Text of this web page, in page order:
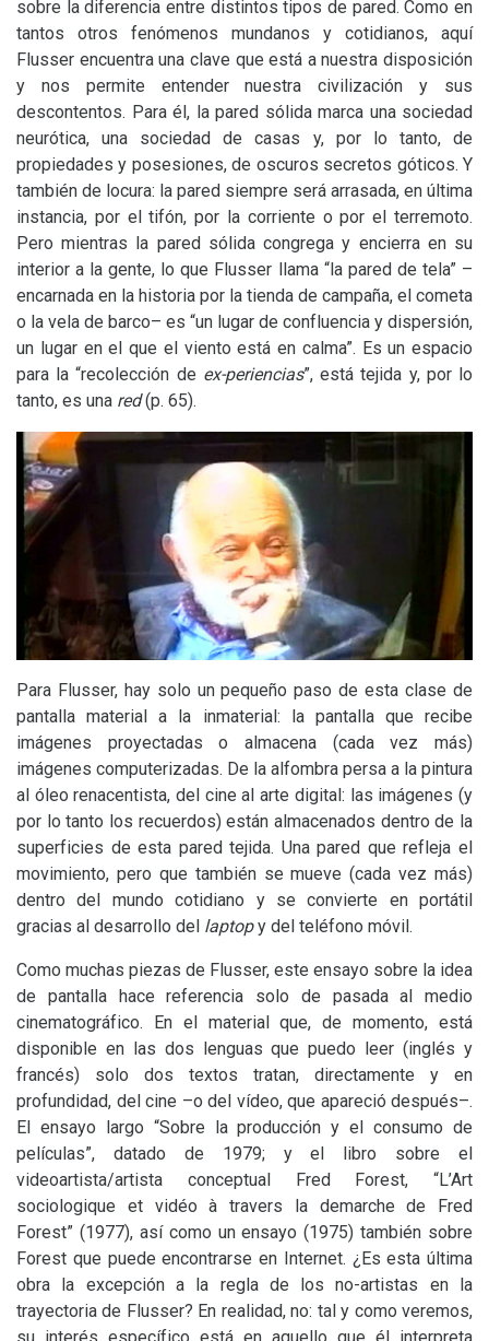
sobre la diferencia entre distintos tipos de pared. Como en
tantos otros fenómenos mundanos y cotidianos, aquí
Flusser encuentra una clave que está a nuestra disposición
y nos permite entender nuestra civilización y sus
descontentos. Para él, la pared sólida marca una sociedad
neurótica, una sociedad de casas y, por lo tanto, de
propiedades y posesiones, de oscuros secretos góticos. Y
también de locura: la pared siempre será arrasada, en última
instancia, por el tifón, por la corriente o por el terremoto.
Pero mientras la pared sólida congrega y encierra en su
interior a la gente, lo que Flusser llama “la pared de tela” –
encarnada en la historia por la tienda de campaña, el cometa
o la vela de barco– es “un lugar de confluencia y dispersión,
un lugar en el que el viento está en calma”. Es un espacio
para la “recolección de ex-periencias”, está tejida y, por lo
tanto, es una red(p. 65).
Para Flusser, hay solo un pequeño paso de esta clase de
pantalla material a la inmaterial: la pantalla que recibe
imágenes proyectadas o almacena (cada vez más)
imágenes computerizadas. De la alfombra persa a la pintura
al óleo renacentista, del cine al arte digital: las imágenes (y
por lo tanto los recuerdos) están almacenados dentro de la
superficies de esta pared tejida. Una pared que refleja el
movimiento, pero que también se mueve (cada vez más)
dentro del mundo cotidiano y se convierte en portátil
gracias al desarrollo del laptopy del teléfono móvil.
Como muchas piezas de Flusser, este ensayo sobre la idea
de pantalla hace referencia solo de pasada al medio
cinematográfico. En el material que, de momento, está
disponible en las dos lenguas que puedo leer (inglés y
francés) solo dos textos tratan, directamente y en
profundidad, del cine –o del vídeo, que apareció después–.
El ensayo largo “Sobre la producción y el consumo de
películas”, datado de 1979; y el libro sobre el
videoartista/artista conceptual Fred Forest, “L’Art
sociologique et vidéo à travers la demarche de Fred
Forest” (1977), así como un ensayo (1975) también sobre
Forest que puede encontrarse en Internet. ¿Es esta última
obra la excepción a la regla de los no-artistas en la
trayectoria de Flusser? En realidad, no: tal y como veremos,